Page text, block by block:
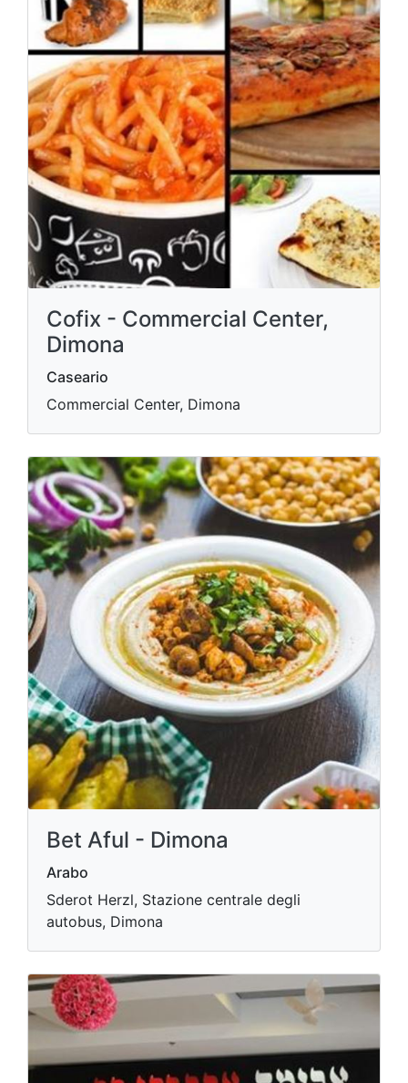
Cofix - Commercial Center,
Dimona
Caseario
Commercial Center, Dimona
Bet Aful - Dimona
Arabo
Sderot Herzl, Stazione centrale degli
autobus, Dimona